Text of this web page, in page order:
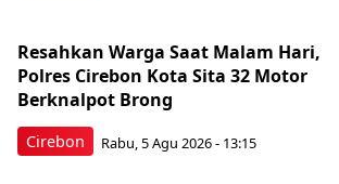
Cirebon
Resahkan Warga Saat Malam Hari,
Polres Cirebon Kota Sita 32 Motor
Berknalpot Brong
Rabu, 5 Agu 2026 - 13:15